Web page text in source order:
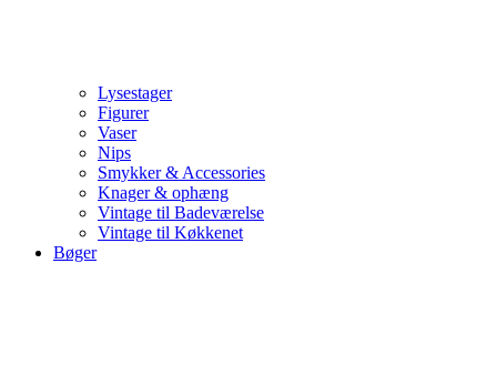
Lysestager
Figurer
Vaser
Nips
Smykker & Accessories
Knager & ophæng
Vintage til Badeværelse
Vintage til Køkkenet
Bøger